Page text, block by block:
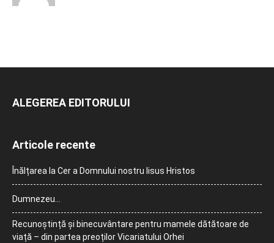
ALEGEREA EDITORULUI
Articole recente
Înălțarea la Cer a Domnului nostru Iisus Hristos
Dumnezeu…
Recunoștință și binecuvântare pentru mamele dătătoare de
viață – din partea preoților Vicariatului Orhei